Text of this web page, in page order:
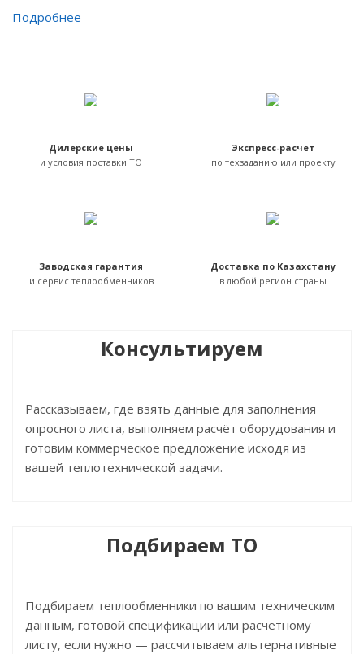
Подробнее
Дилерские цены
и условия поставки ТО
Экспресс-расчет
по техзаданию или проекту
Заводская гарантия
и сервис теплообменников
Доставка по Казахстану
в любой регион страны
Консультируем
Рассказываем, где взять данные для заполнения
опросного листа, выполняем расчёт оборудования и
готовим коммерческое предложение исходя из
вашей теплотехнической задачи.
Подбираем ТО
Подбираем теплообменники по вашим техническим
данным, готовой спецификации или расчётному
листу, если нужно — рассчитываем альтернативные